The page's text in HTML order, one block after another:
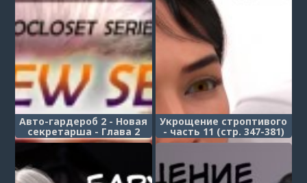
Авто-гардероб 2 - Новая
секретарша - Глава 2
(Autocloset 2 - The New
Укрощение строптивого
- часть 11 (стр. 347-381)
(Taming the Beast)